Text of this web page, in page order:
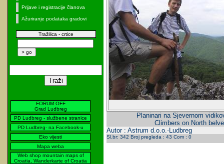
Prijave i registracije članova
Ažuriranje podataka gradovi
Tražilica - crtice
FORUM OFF
Grad Ludbreg
PD Ludbreg - službene stranice
PD Ludbreg- na Facebook-u
Eko vijesti
Mapa weba
Web shop mountain maps of
Croatia, Wanderkarte of Croatia
Planinari na Sjevernom
Climbers on North
Autor : Astrum d.o.o.-Ludbreg
Sl.br: 342 Broj pregleda : 43 Com : 0